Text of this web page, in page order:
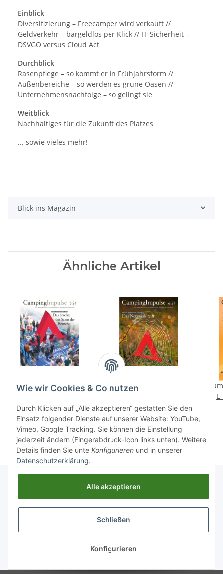
Einblick
Diversifizierung – Freecamper wird verkauft //
Geldverkehr – bargeldlos per Klick // IT-Sicherheit –
DSVGO versus Cloud Act
Durchblick
Rasenpflege – so kommt er in Frühjahrsform //
Außenbereiche – so werden es grüne Oasen //
Unternehmensnachfolge – so gelingt sie
Weitblick
Nachhaltiges für die Zukunft des Platzes
... sowie vieles mehr!
Blick ins Magazin
Ähnliche Artikel
CampingImpulse 5/2024
Ausgabe
12,90 € *
CampingImpulse 6/2024
Ausgabe
12,90 €*
Informationen
Gesetzliche Informationen
Wie wir Cookies & Co nutzen
Durch Klicken auf „Alle akzeptieren“ gestatten Sie den
Einsatz folgender Dienste auf unserer Website: YouTube,
Vimeo, Google Tracking. Sie können die Einstellung
jederzeit ändern (Fingerabdruck-Icon links unten). Weitere
Details finden Sie unte Konfigurieren und in unserer
Datenschutzerklärung.
Alle akzeptieren
Schließen
Konfigurieren